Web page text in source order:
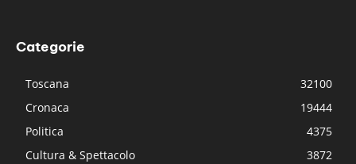
Categorie
Toscana
32100
Cronaca
19444
Politica
4375
Cultura & Spettacolo
3872